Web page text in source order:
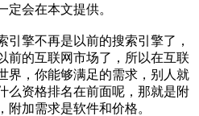
定会在本文提供。
擎不再是以前的搜索引擎了，
前的互联网市场了，所以在互联
界，你能够满足的需求，别人就
么资格排名在前面呢，那就是附
附加需求是软件和价格。